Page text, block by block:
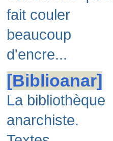
fait couler
beaucoup
d'encre...
[Biblioanar]
La bibliothèque
anarchiste.